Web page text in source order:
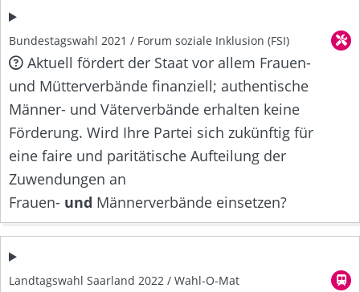
Bundestagswahl 2021 / Forum soziale Inklusion (FSI)
Aktuell fördert der Staat vor allem Frauen-
und Mütterverbände finanziell; authentische
Männer- und Väterverbände erhalten keine
Förderung. Wird Ihre Partei sich zukünftig für
eine faire und paritätische Aufteilung der
Zuwendungen an
Frauen- und Männerverbände einsetzen?
Landtagswahl Saarland 2022 / Wahl-O-Mat